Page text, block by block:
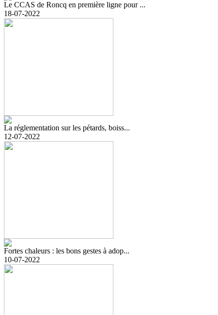
Le CCAS de Roncq en première ligne pour ...
18-07-2022
La réglementation sur les pétards, boiss...
12-07-2022
Fortes chaleurs : les bons gestes à adop...
10-07-2022